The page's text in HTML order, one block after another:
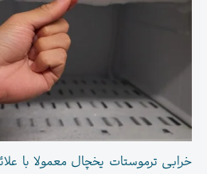
خرابی ترموستات یخچال معمولا با